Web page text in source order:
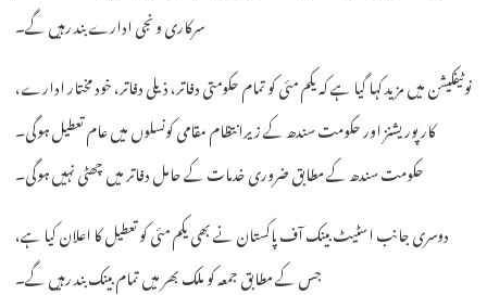
سرکاری و نجی ادارے بند رہیں گے۔
نوٹیفکیشن میں مزید کہا گیا ہے کہ یکم مئی کو تمام حکومتی دفاتر، ذیلی دفاتر، خود مختار ادارے،
کارپوریشنز اور حکومت سندھ کے زیرانتظام مقامی کونسلوں میں عام تعطیل ہوگی۔
حکومت سندھ کے مطابق ضروری خدمات کے حامل دفاتر میں چھٹی نہیں ہوگی۔
دوسری جانب اسٹیٹ بینک آف پاکستان نے بھی یکم مئی کو تعطیل کا اعلان کیا ہے،
جس کے مطابق جمعہ کو ملک بھر میں تمام بینک بند رہیں گے۔